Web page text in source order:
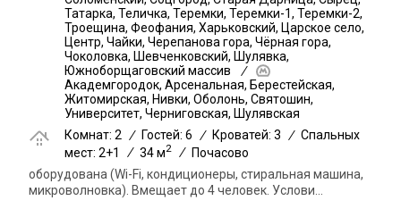
Татарка, Теличка, Теремки, Теремки-1, Теремки-2,
Троещина, Феофания, Харьковский, Царское село,
Центр, Чайки, Черепанова гора, Чёрная гора,
Чоколовка, Шевченковский, Шулявка,
Южноборщаговский массив
/
Академгородок, Арсенальная, Берестейская,
Житомирская, Нивки, Оболонь, Святошин,
Университет, Черниговская, Шулявская
Комнат: 2
/ Гостей: 6 / Кроватей: 3 / Спальных
мест: 2+1
/ 34 м2 / Почасово
оборудована (Wi-Fi, кондиционеры, стиральная машина,
микроволновка). Вмещает до 4 человек. Услови...